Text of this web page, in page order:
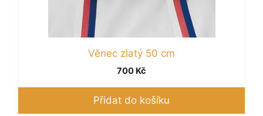
Věnec zlatý 50 cm
700 Kč
Přidat do košíku